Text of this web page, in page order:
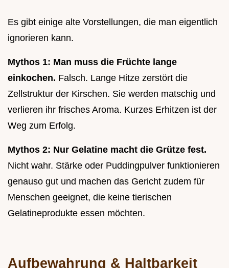
Es gibt einige alte Vorstellungen, die man eigentlich
ignorieren kann.
Mythos 1: Man muss die Früchte lange
einkochen. Falsch. Lange Hitze zerstört die
Zellstruktur der Kirschen. Sie werden matschig und
verlieren ihr frisches Aroma. Kurzes Erhitzen ist der
Weg zum Erfolg.
Mythos 2: Nur Gelatine macht die Grütze fest.
Nicht wahr. Stärke oder Puddingpulver funktionieren
genauso gut und machen das Gericht zudem für
Menschen geeignet, die keine tierischen
Gelatineprodukte essen möchten.
Aufbewahrung & Haltbarkeit